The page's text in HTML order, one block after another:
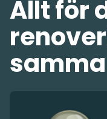
Allt för